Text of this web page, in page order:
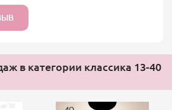
в категории классика 13-40